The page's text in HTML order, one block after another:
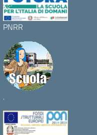
PNRR
.